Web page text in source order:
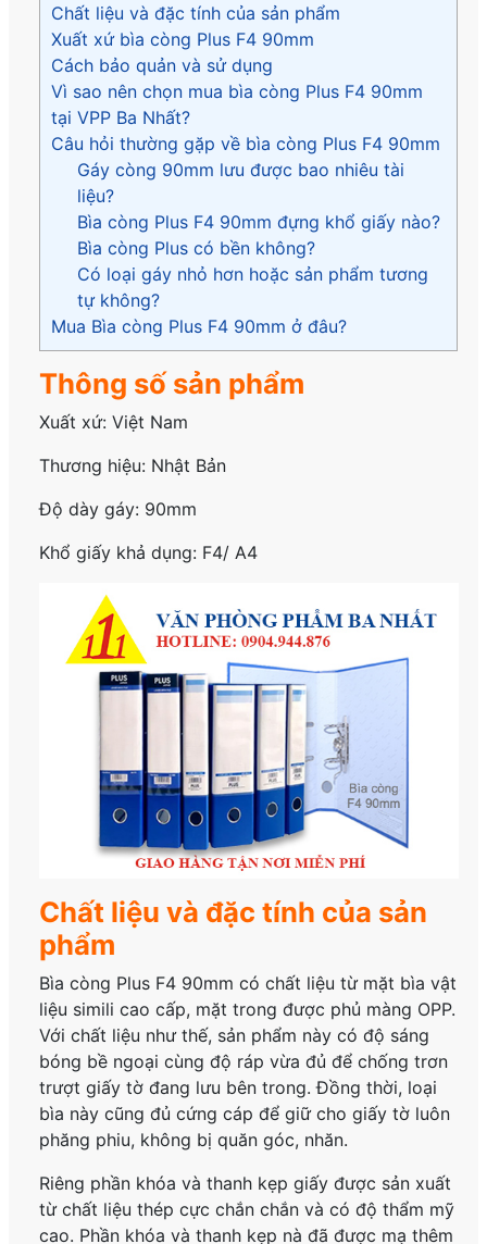
Chất liệu và đặc tính của sản phẩm
Xuất xứ bìa còng Plus F4 90mm
Cách bảo quản và sử dụng
Vì sao nên chọn mua bìa còng Plus F4 90mm
tại VPP Ba Nhất?
Câu hỏi thường gặp về bìa còng Plus F4 90mm
Gáy còng 90mm lưu được bao nhiêu tài
liệu?
Bìa còng Plus F4 90mm đựng khổ giấy nào?
Bìa còng Plus có bền không?
Có loại gáy nhỏ hơn hoặc sản phẩm tương
tự không?
Mua Bìa còng Plus F4 90mm ở đâu?
Thông số sản phẩm
Xuất xứ: Việt Nam
Thương hiệu: Nhật Bản
Độ dày gáy: 90mm
Khổ giấy khả dụng: F4/ A4
Chất liệu và đặc tính của sản
phẩm
Bìa còng Plus F4 90mm có chất liệu từ mặt bìa vật
liệu simili cao cấp, mặt trong được phủ màng OPP.
Với chất liệu như thế, sản phẩm này có độ sáng
bóng bề ngoại cùng độ ráp vừa đủ để chống trơn
trượt giấy tờ đang lưu bên trong. Đồng thời, loại
bìa này cũng đủ cứng cáp để giữ cho giấy tờ luôn
phăng phiu, không bị quăn góc, nhăn.
Riêng phần khóa và thanh kẹp giấy được sản xuất
từ chất liệu thép cực chắn chắn và có độ thẩm mỹ
cao. Phần khóa và thanh kẹp nà đã được mạ thêm